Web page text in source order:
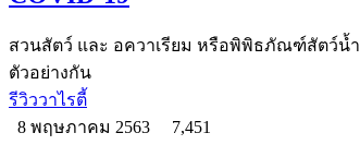
สวนสัตว์ และ อควาเรียม หรือพิพิธภัณฑ์สัตว์น้ำ
ตัวอย่างกัน
รีวิววาไรตี้
8 พฤษภาคม 2563
7,451